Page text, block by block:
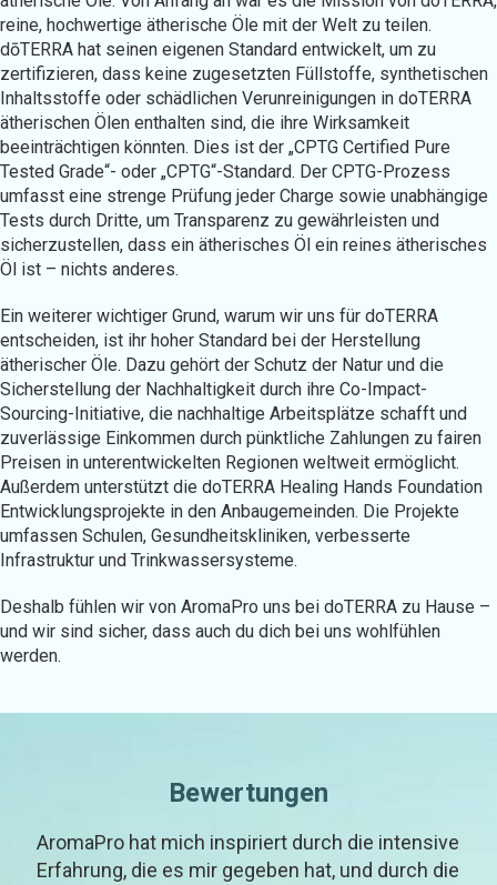
reine, hochwertige ätherische Öle mit der Welt zu teilen.
dōTERRA hat seinen eigenen Standard entwickelt, um zu
zertifizieren, dass keine zugesetzten Füllstoffe, synthetischen
Inhaltsstoffe oder schädlichen Verunreinigungen in doTERRA
ätherischen Ölen enthalten sind, die ihre Wirksamkeit
beeinträchtigen könnten. Dies ist der „CPTG Certified Pure
Tested Grade“- oder „CPTG“-Standard. Der CPTG-Prozess
umfasst eine strenge Prüfung jeder Charge sowie unabhängige
Tests durch Dritte, um Transparenz zu gewährleisten und
sicherzustellen, dass ein ätherisches Öl ein reines ätherisches
Öl ist – nichts anderes.
Ein weiterer wichtiger Grund, warum wir uns für doTERRA
entscheiden, ist ihr hoher Standard bei der Herstellung
ätherischer Öle. Dazu gehört der Schutz der Natur und die
Sicherstellung der Nachhaltigkeit durch ihre Co-Impact-
Sourcing-Initiative, die nachhaltige Arbeitsplätze schafft und
zuverlässige Einkommen durch pünktliche Zahlungen zu fairen
Preisen in unterentwickelten Regionen weltweit ermöglicht.
Außerdem unterstützt die doTERRA Healing Hands Foundation
Entwicklungsprojekte in den Anbaugemeinden. Die Projekte
umfassen Schulen, Gesundheitskliniken, verbesserte
Infrastruktur und Trinkwassersysteme.
Deshalb fühlen wir von AromaPro uns bei doTERRA zu Hause –
und wir sind sicher, dass auch du dich bei uns wohlfühlen
werden.
Bewertungen
AromaPro hat mich inspiriert durch die intensive
Erfahrung, die es mir gegeben hat, und durch die